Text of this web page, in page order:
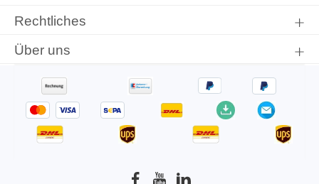
Rechtliches
Über uns